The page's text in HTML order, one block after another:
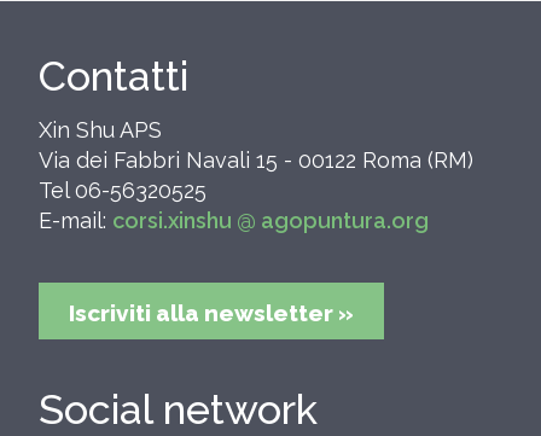
Contatti
Xin Shu APS
Via dei Fabbri Navali 15 - 00122 Roma (RM)
Tel 06-56320525
E-mail: corsi.xinshu @ agopuntura.org
Iscriviti alla newsletter »
Social network